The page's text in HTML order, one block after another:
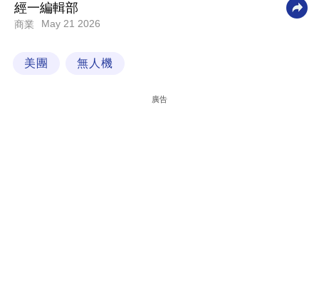
技
場
經一編輯部
商業 May 21 2026
美團 無人機
廣告